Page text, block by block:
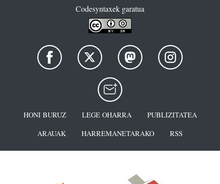
Codesyntaxek garatua
HONI BURUZ LEGE OHARRA
PUBLIZITATEA
ARAUAK
HARREMANETARAKO RSS